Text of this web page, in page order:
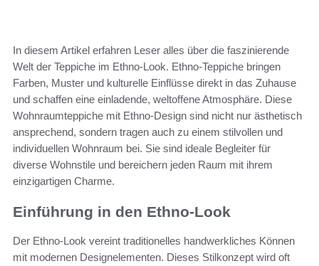
In diesem Artikel erfahren Leser alles über die faszinierende
Welt der Teppiche im Ethno-Look. Ethno-Teppiche bringen
Farben, Muster und kulturelle Einflüsse direkt in das Zuhause
und schaffen eine einladende, weltoffene Atmosphäre. Diese
Wohnraumteppiche mit Ethno-Design sind nicht nur ästhetisch
ansprechend, sondern tragen auch zu einem stilvollen und
individuellen Wohnraum bei. Sie sind ideale Begleiter für
diverse Wohnstile und bereichern jeden Raum mit ihrem
einzigartigen Charme.
Einführung in den Ethno-Look
Der Ethno-Look vereint traditionelles handwerkliches Können
mit modernen Designelementen. Dieses Stilkonzept wird oft